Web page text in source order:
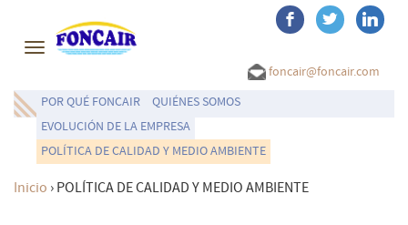
Toggle
foncair@foncair.com
POR QUÉ FONCAIR
QUIÉNES SOMOS
EVOLUCIÓN DE LA EMPRESA
POLÍTICA DE CALIDAD Y MEDIO AMBIENTE
Inicio › POLÍTICA DE CALIDAD Y MEDIO AMBIENTE